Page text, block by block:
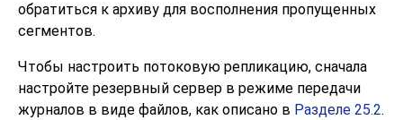
обратиться к архиву для восполнения пропущенных
сегментов.
Чтобы настроить потоковую репликацию, сначала
настройте резервный сервер в режиме передачи
журналов в виде файлов, как описано в Разделе 25.2.